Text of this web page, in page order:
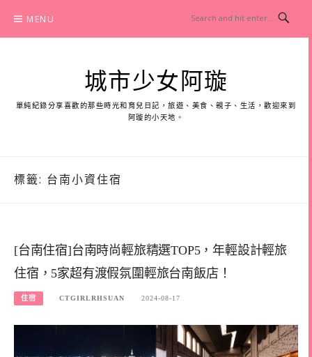
content
MENU
城市少女阿璇
單純紀錄分享喜歡的那些時光和育兒日記，旅遊、美食、親子、生活，歡迎來到
阿璇的小天地。
標籤: 台南小資住宿
[台南住宿]台南時尚輕旅精選TOP5，年輕設計輕旅
住宿，5家超有渡假氛圍輕旅台南飯店！
住宿 CTGIRLRHSUAN 2024-08-17